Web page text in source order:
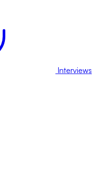
Interviews